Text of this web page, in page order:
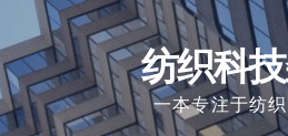
to
content
纺织科
一本专注于纺